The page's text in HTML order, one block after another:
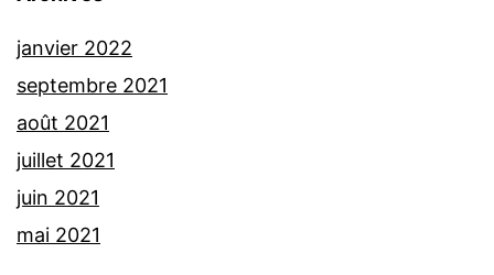
janvier 2022
septembre 2021
août 2021
juillet 2021
juin 2021
mai 2021